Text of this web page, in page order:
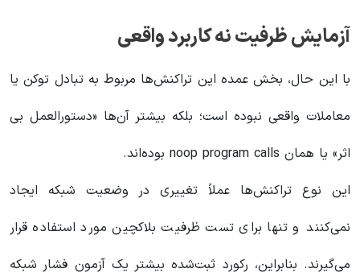
آزمایش ظرفیت نه کاربرد واقعی
با این حال، بخش عمده این تراکنش‌ها مربوط به تبادل توکن یا
معاملات واقعی نبوده است؛ بلکه بیشتر آن‌ها «دستورالعمل بی
اثر» یا همان noop program calls بوده‌اند.
این نوع تراکنش‌ها عملاً تغییری در وضعیت شبکه ایجاد
نمی‌کنند و تنها برای تست ظرفیت بلاکچین مورد استفاده قرار
می‌گیرند. بنابراین، رکورد ثبت‌شده بیشتر یک آزمون فشار شبکه